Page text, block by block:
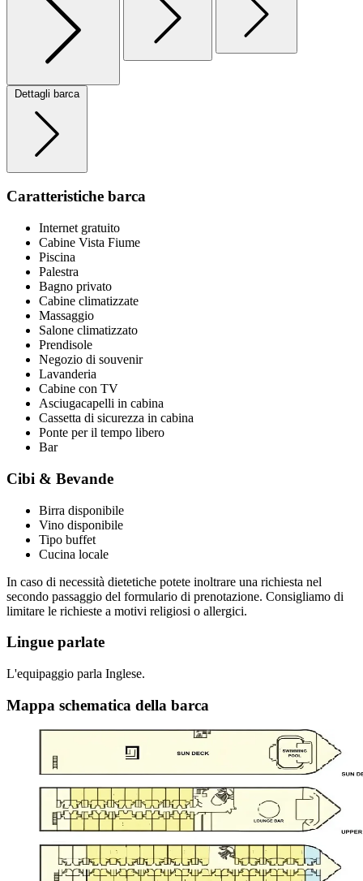
Dettagli barca
Caratteristiche barca
Internet gratuito
Cabine Vista Fiume
Piscina
Palestra
Bagno privato
Cabine climatizzate
Massaggio
Salone climatizzato
Prendisole
Negozio di souvenir
Lavanderia
Cabine con TV
Asciugacapelli in cabina
Cassetta di sicurezza in cabina
Ponte per il tempo libero
Bar
Cibi & Bevande
Birra disponibile
Vino disponibile
Tipo buffet
Cucina locale
In caso di necessità dietetiche potete inoltrare una richiesta nel
secondo passaggio del formulario di prenotazione. Consigliamo di
limitare le richieste a motivi religiosi o allergici.
Lingue parlate
L'equipaggio parla Inglese.
Mappa schematica della barca